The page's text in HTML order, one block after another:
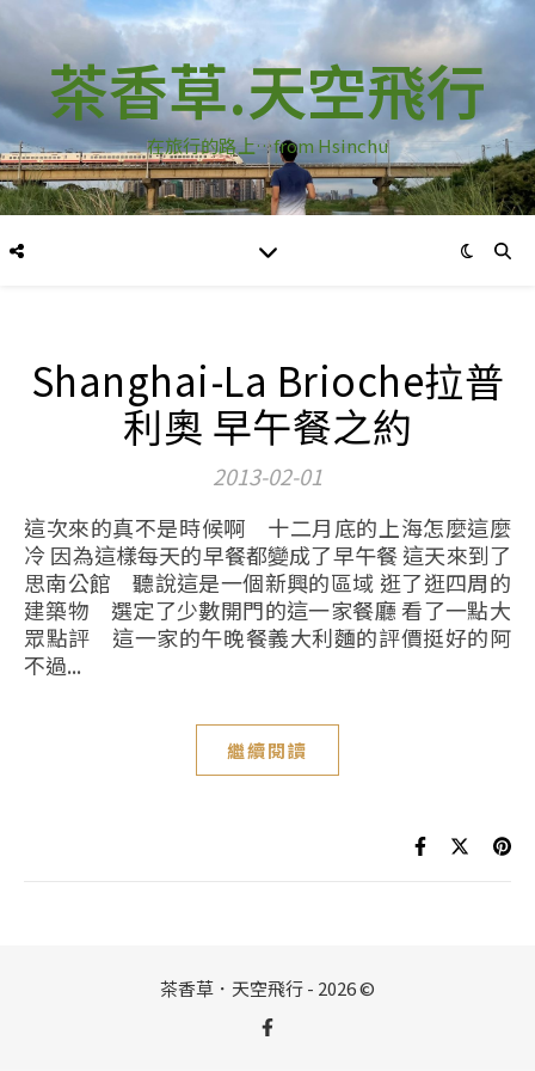
茶香草.天空飛行
在旅行的路上…from Hsinchu
Shanghai-La Brioche拉普
利奧 早午餐之約
2013-02-01
這次來的真不是時候啊 十二月底的上海怎麼這麼
冷 因為這樣每天的早餐都變成了早午餐 這天來到了
思南公館 聽說這是一個新興的區域 逛了逛四周的
建築物 選定了少數開門的這一家餐廳 看了一點大
眾點評 這一家的午晚餐義大利麵的評價挺好的阿
不過...
繼續閱讀
茶香草．天空飛行 - 2026 ©